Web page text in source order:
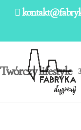
Twórczy lifestyle